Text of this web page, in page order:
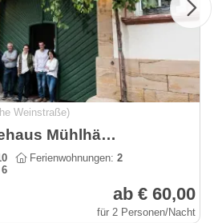
Weinstraße)
Weingut & Gästehaus Mühlhäuser an der südlichen Weinstraße
Ferienwohnungen:2
6
ab € 60,00
für 2 Personen/Nacht